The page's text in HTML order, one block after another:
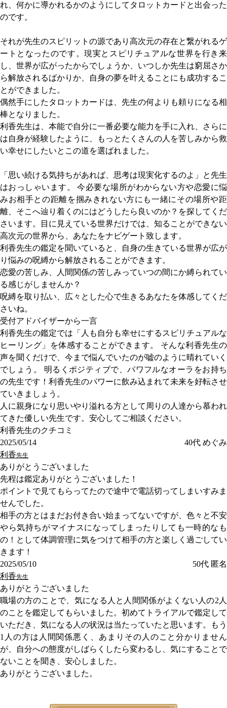
れ、何かに導かれるかのようにしてタロットカードと出会った
のです。
それが先生のスピリットの源であり高次元の存在と繋がれるゲ
ートとなったのです。現実とスピリチュアルな世界を行き来
し、世界が広がったからでしょうか、いつしか先生は窮屈さか
ら解放されるばかりか、自身の夢を叶えることにも成功するこ
とができました。
偶然手にしたタロットカードは、先生の何よりも頼りになる相
棒となりました。
利香先生は、本能で自分に一番必要な能力を手に入れ、さらに
は自身が経験したように、もっとたくさんの人を苦しみから救
い幸せにしたいとこの道を選ばれました。
「思い続ける気持ちがあれば、思考は現実化するのよ」と先生
はおっしゃいます。 今必要な場所がわからない方や恋愛に悩
みお相手との距離を掴みきれない方にも一緒にその場所や距
離、そこへ辿り着くのにはどうしたら良いのか？を探してくだ
さいます。目に見えている世界だけでは、知ることができない
高次元の世界から、あなたをナビゲート致します。
利香先生の鑑定を聞いていると、自身の生きている世界が広が
り悩みの呪縛から解放されることができます。
恋愛の苦しみ、人間関係の苦しみっていつの間にか縛られてい
る感じがしませんか？
呪縛を取り払い、広々とした心で生きるあなたを体感してくだ
さいね。
受付アドバイザーから一言
利香先生の鑑定では「人も自分も幸せにするスピリチュアルな
ヒーリング」を体感することができます。 そんな利香先生の
声を聞くだけで、今まで悩んでいたのが嘘のように晴れていく
でしょう。 明るくポジティブで、パワフルなオーラをお持ち
の先生です！利香先生のパワーに飲み込まれて未来を好転させ
ていきましょう。
人に親身になり思いやり溢れる方として周りの人達から慕われ
てきた優しい先生です。安心してご相談ください。
利香先生のクチコミ
2025/05/14
40代 めぐみ
利香先生
ありがとうございました
先程は鑑定ありがとうございました！
ポイントで見てもらってたので途中で電話切ってしまいすみま
せんでした。
相手の方とはまだお付き合い始まってないですが、色々と不安
やら気持ちがマイナスになってしまったりしても一時的なも
の！として体調管理に気をつけて相手の方と楽しく過ごしてい
きます！
2025/05/10
50代 匿名
利香先生
ありがとうございました
職場の方のことで、気になる人と人間関係がよくない人の2人
のことを鑑定してもらいました。初めてトライアルで鑑定して
いただき、気になる人の状況は当たっていたと思います。もう
1人の方は人間関係悪く、あまりその人のこと分かりません
が、自分への態度がしばらくしたら変わるし、気にすることで
ないことを聞き、安心しました。
ありがとうございました。